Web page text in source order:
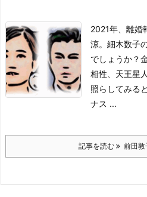
2021年、離婚
涼。細木数子
でしょうか？
相性、天王星
照らしてみる
ナス ...
記事を読む 前田敦